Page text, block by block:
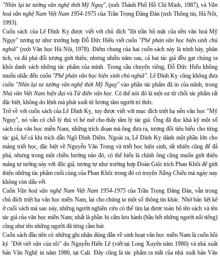
"Nhìn lại tư tưởng văn nghệ thời Mỹ Nguỵ",(nxb Thành Phố Hồ Chí Minh, 1987), vàVăn
hoá văn nghệ Nam Việt Nam 1954-1975 của Trần Trọng Đăng Đàn (nxb Thông tin, Hà Nội,
1993).
Cuốn sách của Lê Đình Kỵ được viết với chủ đích "lột trần bộ mặt của nền văn hoá Mỹ
Ngụy" tương tự như trường hợp Đỗ Đức Hiểu viết cuốn "Phê phán văn học hiện sinh chủ
nghiã" (nxb Văn học Hà Nội, 1978). Điểm chung của hai cuốn sách này là trình bày, phân
tích, và đả phá đối tượng giới thiệu; nhưng nhiều năm sau, cả hai tác giả đều gạt chúng ra
khỏi danh sách những tác phẩm của mình. Trong câu chuyện riêng, Đỗ Đức Hiểu không
muốn nhắc đến cuốn "Phê phán văn học hiện sinh chủ nghiã". Lê Đình Kỵ cũng không đưa
cuốn "Nhìn lại tư tưởng văn nghệ thời Mỹ Nguỵ"vào phần tác phẩm đã in của mình, trong
Nhà văn Việt Nam hiện đạivàTừ điển văn học. Có thể nói đó là một sự từ chối tác phẩm rất
đặc biệt, không do lệnh mà phát xuất từ lương tâm người trí thức.
Trở về với cuốn sách của Lê Đình Kỵ, tuy được viết với mục đích triệt hạ nền văn học "Mỹ
Nguỵ", nó vẫn có chỗ lý thú vì hé mở cho thấy tâm lý tác giả: Ông đã đọc khá kỹ một số
sách của văn học miền Nam, những trích đoạn mà ông đưa ra, tương đối tiêu biểu cho từng
tác giả, kể cả khi trích dẫn Ngô Đình Diệm. Ngoài ra, Lê Đình Kỵ dành một phần lớn cho
mảng triết học, đặc biệt về Nguyễn Văn Trung và triết học hiện sinh, tất nhiên cũng để đả
phá, nhưng trong một chiều hướng nào đó, có thể hiểu là chính ông cũng muốn giới thiệu
mảng tư tưởng này với độc giả, tương tự như trường hợp Đoàn Giỏi trích Phan Khôi để giới
thiệu những tác phẩm cuối cùng của Phan Khôi trong đó có truyện Nắng Chiềumà ngày nay
không còn dấu vết.
CuốnVăn hoá văn nghệ Nam Việt Nam 1954-1975 của Trần Trọng Đăng Đàn, vẫn trong
chủ đích triệt hạ văn học miền Nam, lại cho chúng ta một số thông tin khác. Nhờ bản liệt kê
ở cuối sách mà sau này, những người nghiên cứu có thể tìm lại được toàn bộ tên sách và tên
tác giả của văn học miền Nam; nhất là phần bị cấm lưu hành (hầu hết những người nổi tiếng)
cũng như tên những người đã từng cầm bút.
Cuốn sách đầu tiên có những ghi nhận đúng đắn về sinh hoạt văn học miền Nam là cuốn hồi
ký "Đời viết văn của tôi" do Nguyễn Hiến Lê (viết tại Long Xuyên năm 1980) và nhà xuất
bản Văn Nghệ in năm 1986, tại Cali. Đây cũng là tác phẩm ra mắt của nhà xuất bản Văn